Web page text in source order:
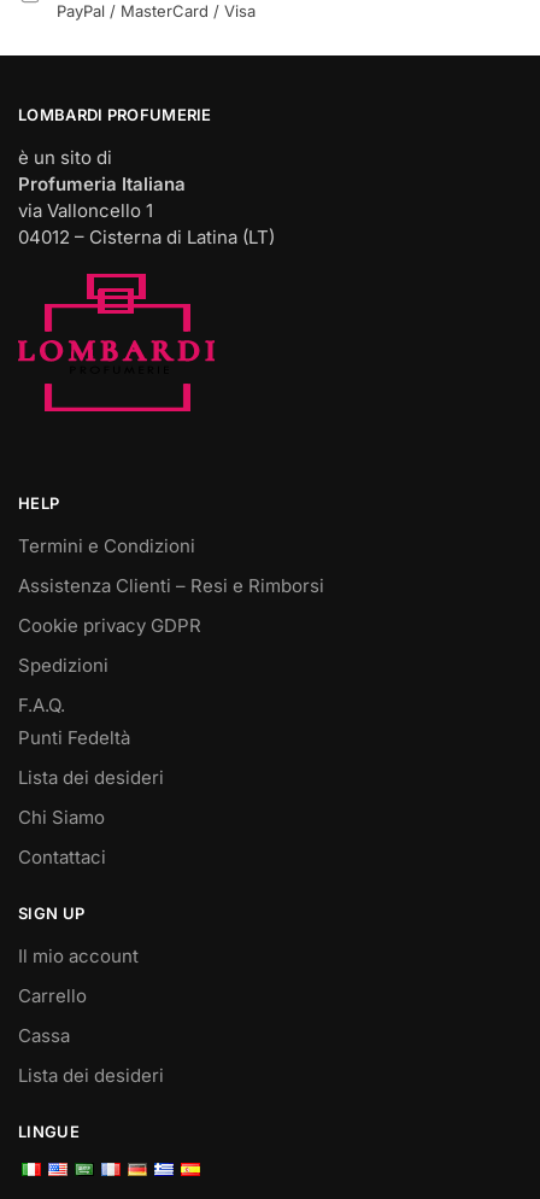
PayPal / MasterCard / Visa
LOMBARDI PROFUMERIE
è un sito di
Profumeria Italiana
via Valloncello 1
04012 – Cisterna di Latina (LT)
HELP
Termini e Condizioni
Assistenza Clienti – Resi e Rimborsi
Cookie privacy GDPR
Spedizioni
F.A.Q.
Punti Fedeltà
Lista dei desideri
Chi Siamo
Contattaci
SIGN UP
Il mio account
Carrello
Cassa
Lista dei desideri
LINGUE